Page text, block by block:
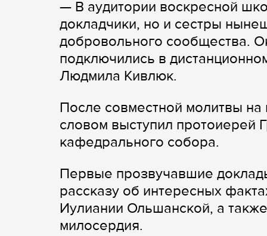
— В аудитории воскресной
докладчики, но и сестры
добровольного сообщества.
подключились в
Людмила Кивлюк.
После совместной молитвы
словом выступил протоиерей
кафедрального собора.
Первые прозвучавшие
рассказу об интересных
Иулиании Ольшанской, а
милосердия.